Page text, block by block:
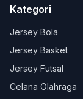
Kategori
Jersey Bola
Jersey Basket
Jersey Futsal
Celana Olahraga